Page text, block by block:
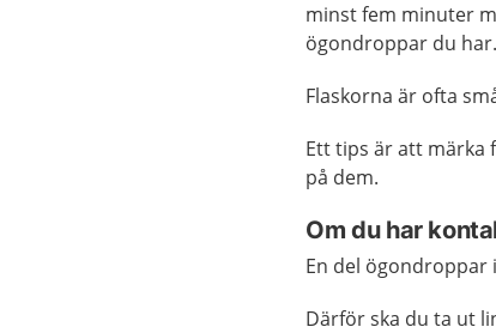
minst fem minuter
ögondroppar du har.
Flaskorna är ofta
Ett tips är att märka
på dem.
Om du har
En del ögondroppar
Därför ska du ta ut